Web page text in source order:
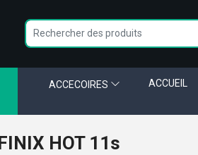
ACCECOIRES ACCUEIL
HOT 11s